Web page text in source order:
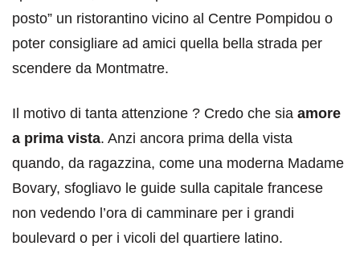
posto” un ristorantino vicino al Centre Pompidou o
poter consigliare ad amici quella bella strada per
scendere da Montmatre.
Il motivo di tanta attenzione ? Credo che sia amore
a prima vista. Anzi ancora prima della vista
quando, da ragazzina, come una moderna Madame
Bovary, sfogliavo le guide sulla capitale francese
non vedendo l’ora di camminare per i grandi
boulevard o per i vicoli del quartiere latino.